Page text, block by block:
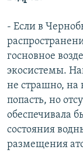
- Если в
госновное
экосистемы.
не страшно, на
попасть, но
обеспечивала
состояния
размещения